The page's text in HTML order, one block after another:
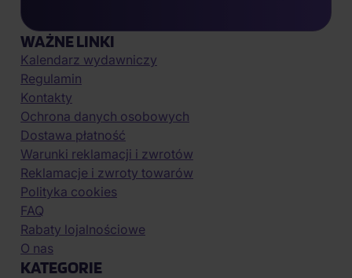
WAŻNE LINKI
Kalendarz wydawniczy
Regulamin
Kontakty
Ochrona danych osobowych
Dostawa płatność
Warunki reklamacji i zwrotów
Reklamacje i zwroty towarów
Polityka cookies
FAQ
Rabaty lojalnościowe
O nas
KATEGORIE